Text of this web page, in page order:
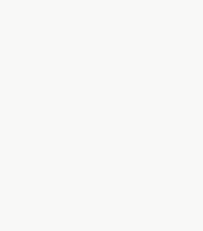
агрономический
деталь, от